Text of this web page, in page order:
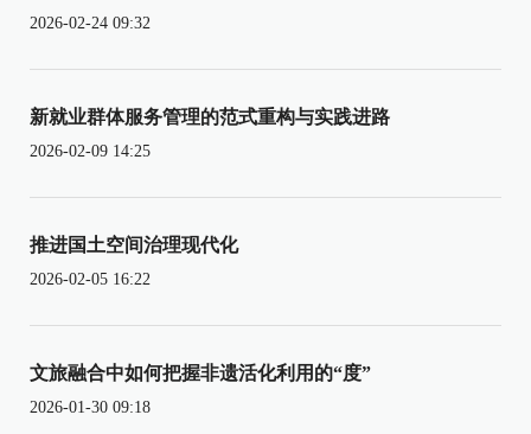
2026-02-24 09:32
新就业群体服务管理的范式重构与实践进路
2026-02-09 14:25
推进国土空间治理现代化
2026-02-05 16:22
文旅融合中如何把握非遗活化利用的“度”
2026-01-30 09:18